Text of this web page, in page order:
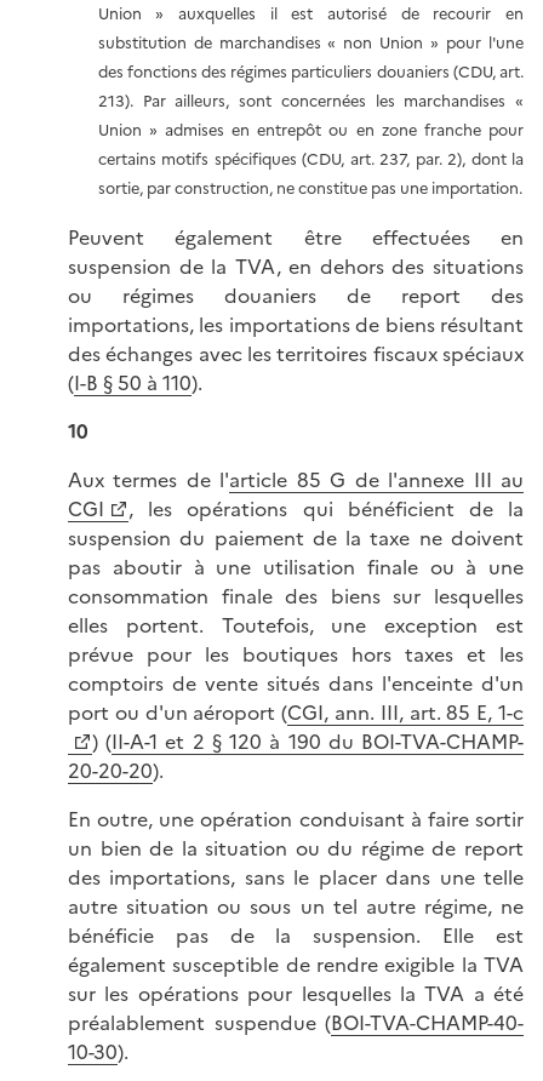
Union » auxquelles il est autorisé de recourir en
substitution de marchandises « non Union » pour l'une
des fonctions des régimes particuliers douaniers (CDU, art.
213). Par ailleurs, sont concernées les marchandises «
Union » admises en entrepôt ou en zone franche pour
certains motifs spécifiques (CDU, art. 237, par. 2), dont la
sortie, par construction, ne constitue pas une importation.
Peuvent également être effectuées en
suspension de la TVA, en dehors des situations
ou régimes douaniers de report des
importations, les importations de biens résultant
des échanges avec les territoires fiscaux spéciaux
(I-B § 50 à 110).
10
Aux termes de l'article 85 G de l'annexe III au
CGI
, les opérations qui bénéficient de la
suspension du paiement de la taxe ne doivent
pas aboutir à une utilisation finale ou à une
consommation finale des biens sur lesquelles
elles portent. Toutefois, une exception est
prévue pour les boutiques hors taxes et les
comptoirs de vente situés dans l'enceinte d'un
port ou d'un aéroport (CGI, ann. III, art. 85 E, 1-c
) (II-A-1 et 2 § 120 à 190 du BOI-TVA-CHAMP-
20-20-20).
En outre, une opération conduisant à faire sortir
un bien de la situation ou du régime de report
des importations, sans le placer dans une telle
autre situation ou sous un tel autre régime, ne
bénéficie pas de la suspension. Elle est
également susceptible de rendre exigible la TVA
sur les opérations pour lesquelles la TVA a été
préalablement suspendue (BOI-TVA-CHAMP-40-
10-30).